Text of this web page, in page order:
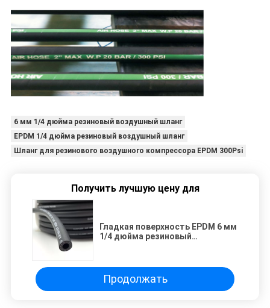
6 мм 1/4 дюйма резиновый воздушный шланг
EPDM 1/4 дюйма резиновый воздушный шланг
Шланг для резинового воздушного компрессора EPDM 300Psi
Получить лучшую цену для
Гладкая поверхность EPDM 6 мм
1/4 дюйма резиновый
Продолжать